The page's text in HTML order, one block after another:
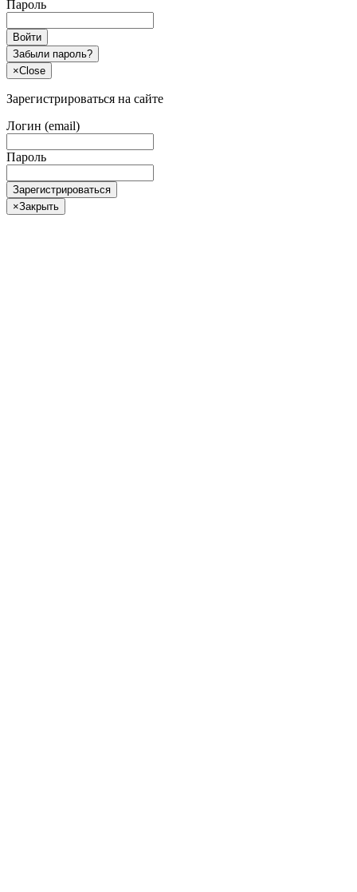
Пароль
Войти
Забыли пароль?
×Close
Зарегистрироваться на сайте
Логин (email)
Пароль
Зарегистрироваться
×Закрыть